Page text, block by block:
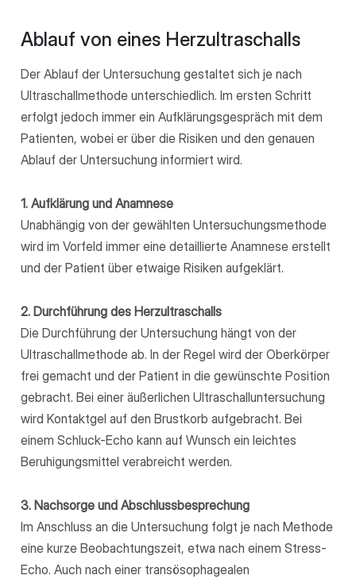
Ablauf von eines Herzultraschalls
Der Ablauf der Untersuchung gestaltet sich je nach
Ultraschallmethode unterschiedlich. Im ersten Schritt
erfolgt jedoch immer ein Aufklärungsgespräch mit dem
Patienten, wobei er über die Risiken und den genauen
Ablauf der Untersuchung informiert wird.
1. Aufklärung und Anamnese
Unabhängig von der gewählten Untersuchungsmethode
wird im Vorfeld immer eine detaillierte Anamnese erstellt
und der Patient über etwaige Risiken aufgeklärt.
2. Durchführung des Herzultraschalls
Die Durchführung der Untersuchung hängt von der
Ultraschallmethode ab. In der Regel wird der Oberkörper
frei gemacht und der Patient in die gewünschte Position
gebracht. Bei einer äußerlichen Ultraschalluntersuchung
wird Kontaktgel auf den Brustkorb aufgebracht. Bei
einem Schluck-Echo kann auf Wunsch ein leichtes
Beruhigungsmittel verabreicht werden.
3. Nachsorge und Abschlussbesprechung
Im Anschluss an die Untersuchung folgt je nach Methode
eine kurze Beobachtungszeit, etwa nach einem Stress-
Echo. Auch nach einer transösophagealen